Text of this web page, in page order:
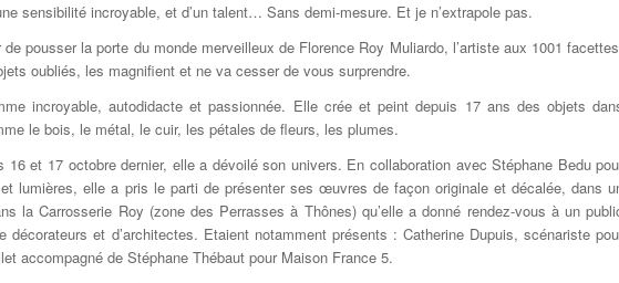
sensibilité incroyable, et d’un talent… Sans demi-mesure. Et je n’extrapole pas.
pousser la porte du monde merveilleux de Florence Roy Muliardo, l’artiste aux 1001
oubliés, les magnifient et ne va cesser de vous surprendre.
incroyable, autodidacte et passionnée. Elle crée et peint depuis 17 ans des objets
le bois, le métal, le cuir, les pétales de fleurs, les plumes.
16 et 17 octobre dernier, elle a dévoilé son univers. En collaboration avec Stéphane Bedu
lumières, elle a pris le parti de présenter ses œuvres de façon originale et décalée, dans
la Carrosserie Roy (zone des Perrasses à Thônes) qu’elle a donné rendez-vous à un
décorateurs et d’architectes. Etaient notamment présents : Catherine Dupuis, scénariste
accompagné de Stéphane Thébaut pour Maison France 5.